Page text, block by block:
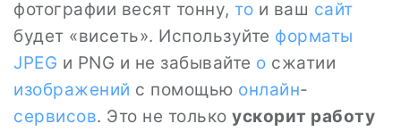
фотографии весят тонну, то и ваш сайт
будет «висеть». Используйте форматы
JPEG и PNG и не забывайте о сжатии
изображений с помощью онлайн-
сервисов. Это не только ускорит работу